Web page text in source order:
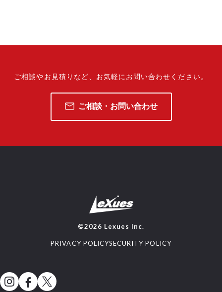
ご相談やお見積りなど、 お気軽にお問い合わせください。
ご相談・お問い合わせ
©2026 Lexues Inc.
PRIVACY POLICYSECURITY POLICY